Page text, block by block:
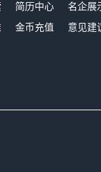
简历中心 名企展
金币充值 意见建